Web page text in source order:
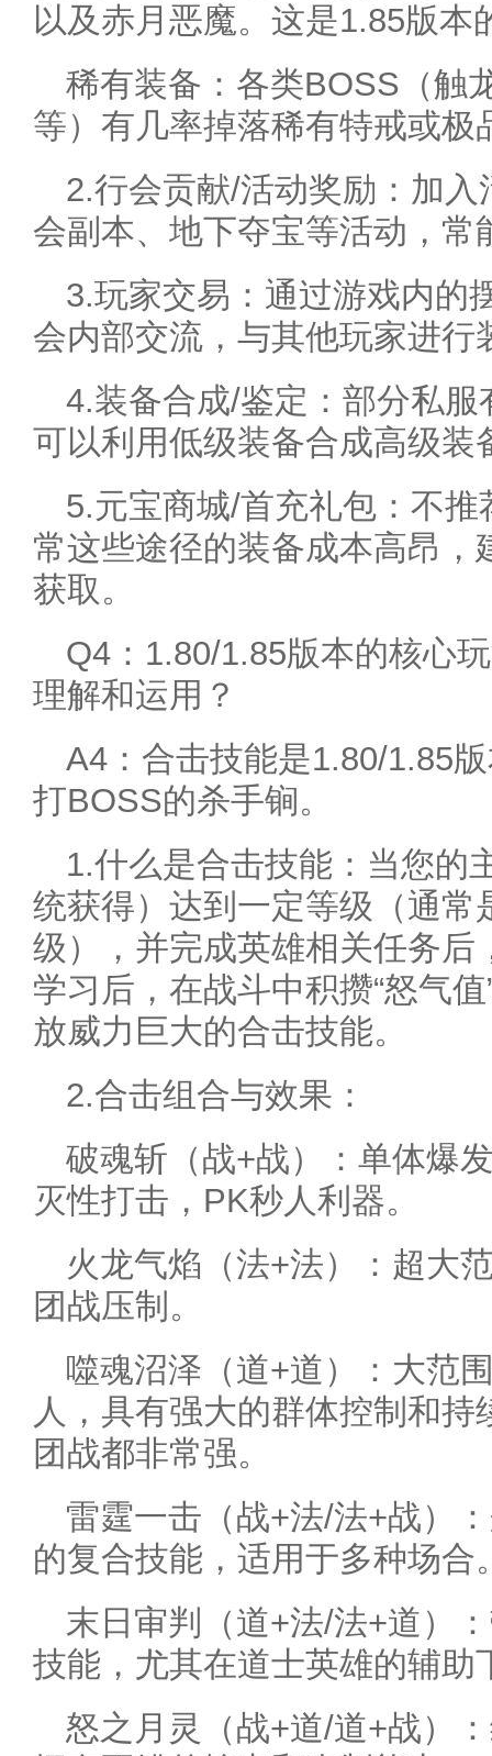
以及赤月恶魔。这是1.85版本
稀有装备：各类BOSS（触
等）有几率掉落稀有特戒或极
2.行会贡献/活动奖励：加
会副本、地下夺宝等活动，常
3.玩家交易：通过游戏内的
会内部交流，与其他玩家进行
4.装备合成/鉴定：部分私
可以利用低级装备合成高级装
5.元宝商城/首充礼包：不
常这些途径的装备成本高昂，
获取。
Q4：1.80/1.85版本的核心
理解和运用？
A4：合击技能是1.80/1.85
打BOSS的杀手锏。
1.什么是合击技能：当您的
统获得）达到一定等级（通常
级），并完成英雄相关任务后
学习后，在战斗中积攒“怒气
放威力巨大的合击技能。
2.合击组合与效果：
破魂斩（战+战）：单体爆
灭性打击，PK秒人利器。
火龙气焰（法+法）：超大
团战压制。
噬魂沼泽（道+道）：大范
人，具有强大的群体控制和
团战都非常强。
雷霆一击（战+法/法+战）
的复合技能，适用于多种场合
末日审判（道+法/法+道）
技能，尤其在道士英雄的辅助
怒之月灵（战+道/道+战）